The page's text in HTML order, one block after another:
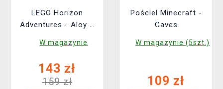
LEGO Horizon
Adventures - Aloy a
a Sawtooth
W magazynie
143 zł
159 zł
Pościel Minecraft -
Caves
W magazynie (5szt.)
109 zł